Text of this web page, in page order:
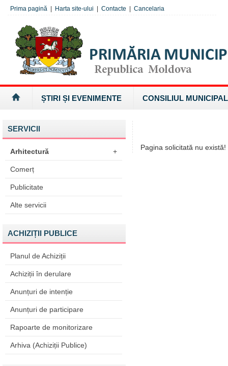
Prima pagină Harta site-ului Contacte Cancelaria
ȘTIRI ȘI EVENIMENTE CONSILIUL MUNICIPAL
SERVICII
Arhitectură +
Comerț
Publicitate
Alte servicii
ACHIZIȚII PUBLICE
Planul de Achiziții
Achiziții în derulare
Anunțuri de intenție
Anunțuri de participare
Rapoarte de monitorizare
Arhiva (Achiziții Publice)
Pagina solicitată nu există!